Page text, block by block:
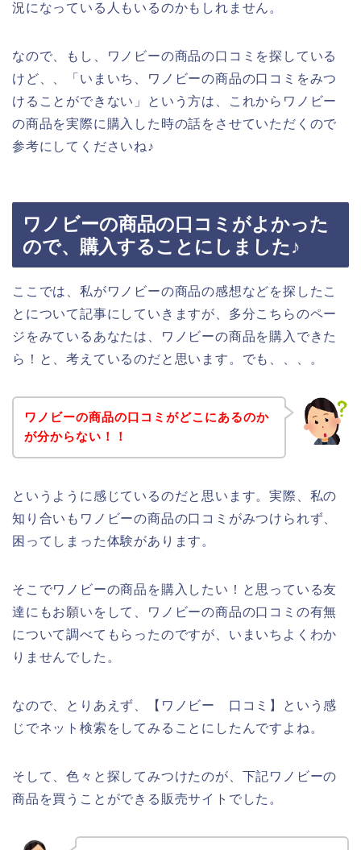
況になっている人もいるのかもしれません。
なので、もし、ワノビーの商品の口コミを探している
けど、、「いまいち、ワノビーの商品の口コミをみつ
けることができない」という方は、これからワノビー
の商品を実際に購入した時の話をさせていただくので
参考にしてくださいね♪
ワノビーの商品の口コミがよかった
ので、購入することにしました♪
ここでは、私がワノビーの商品の感想などを探したこ
とについて記事にしていきますが、多分こちらのペー
ジをみているあなたは、ワノビーの商品を購入できた
ら！と、考えているのだと思います。でも、、、。
ワノビーの商品の口コミがどこにあるのか
が分からない！！
というように感じているのだと思います。実際、私の
知り合いもワノビーの商品の口コミがみつけられず、
困ってしまった体験があります。
そこでワノビーの商品を購入したい！と思っている友
達にもお願いをして、ワノビーの商品の口コミの有無
について調べてもらったのですが、いまいちよくわか
りませんでした。
なので、とりあえず、【ワノビー 口コミ】という感
じでネット検索をしてみることにしたんですよね。
そして、色々と探してみつけたのが、下記ワノビーの
商品を買うことができる販売サイトでした。